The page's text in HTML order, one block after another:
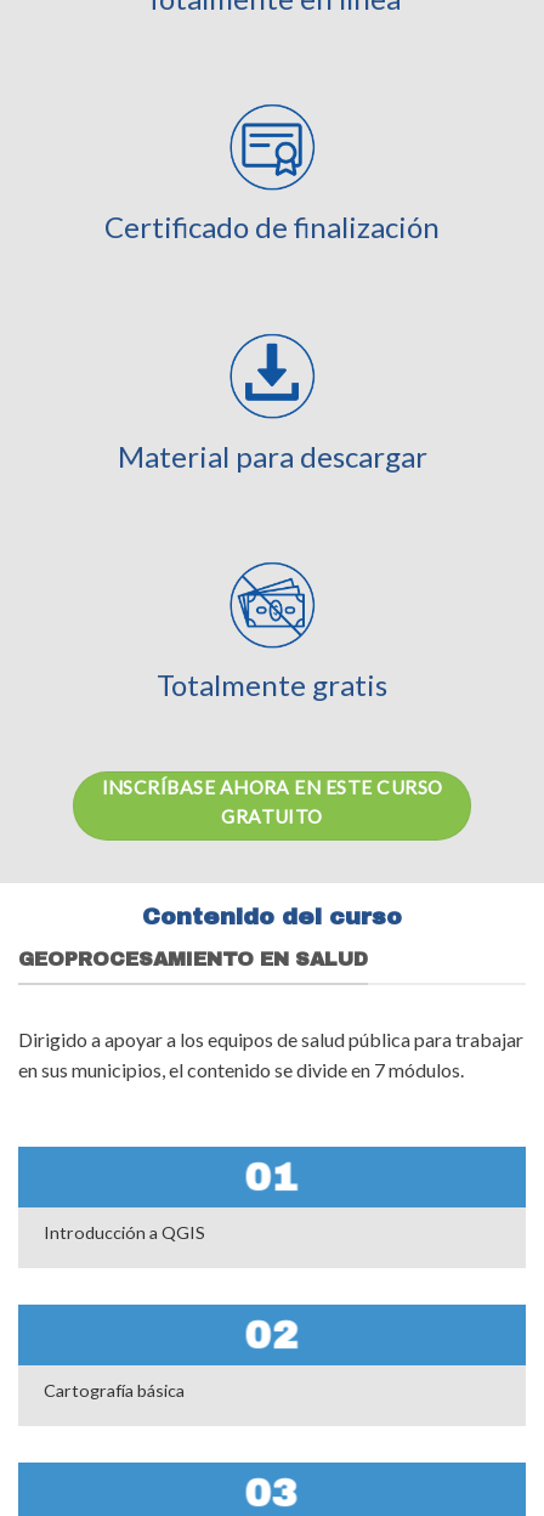
Certificado de finalización
Material para descargar
Totalmente gratis
INSCRÍBASE AHORA EN ESTE CURSO
GRATUITO
Contenido del curso
GEOPROCESAMIENTO EN SALUD
Dirigido a apoyar a los equipos de salud pública para trabajar
en sus municipios, el contenido se divide en 7 módulos.
01
Introducción a QGIS
02
Cartografía básica
03